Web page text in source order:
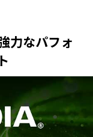
力なパフォ